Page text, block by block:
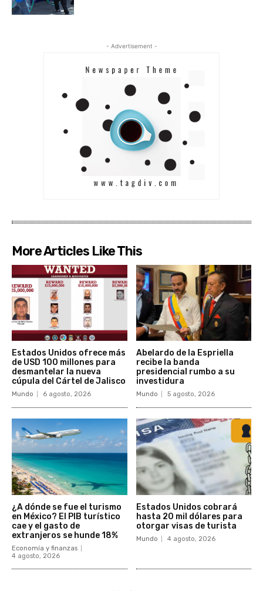
- Advertisement -
More Articles Like This
Estados Unidos ofrece más
de USD 100 millones para
desmantelar la nueva
cúpula del Cártel de Jalisco
Mundo 6 agosto, 2026
Abelardo de la Espriella
recibe la banda
presidencial rumbo a su
investidura
Mundo 5 agosto, 2026
¿A dónde se fue el turismo
en México? El PIB turístico
cae y el gasto de
extranjeros se hunde 18%
Economía y finanzas
4 agosto, 2026
Estados Unidos cobrará
hasta 20 mil dólares para
otorgar visas de turista
Mundo 4 agosto, 2026